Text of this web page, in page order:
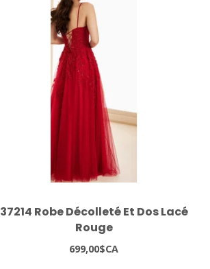
37214 Robe Décolleté Et Dos Lacé
Rouge
699,00$CA